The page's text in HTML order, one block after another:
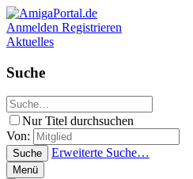
Anmelden Registrieren
Aktuelles
Suche
Nur Titel durchsuchen
Von:
Suche Erweiterte Suche…
Menü